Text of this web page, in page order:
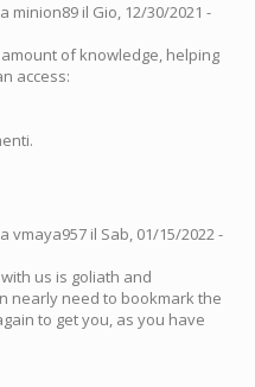
minion89 il Gio, 12/30/2021 -
of knowledge, helping
access:
vmaya957 il Sab, 01/15/2022 -
us is goliath and
nearly need to bookmark the
to get you, as you have